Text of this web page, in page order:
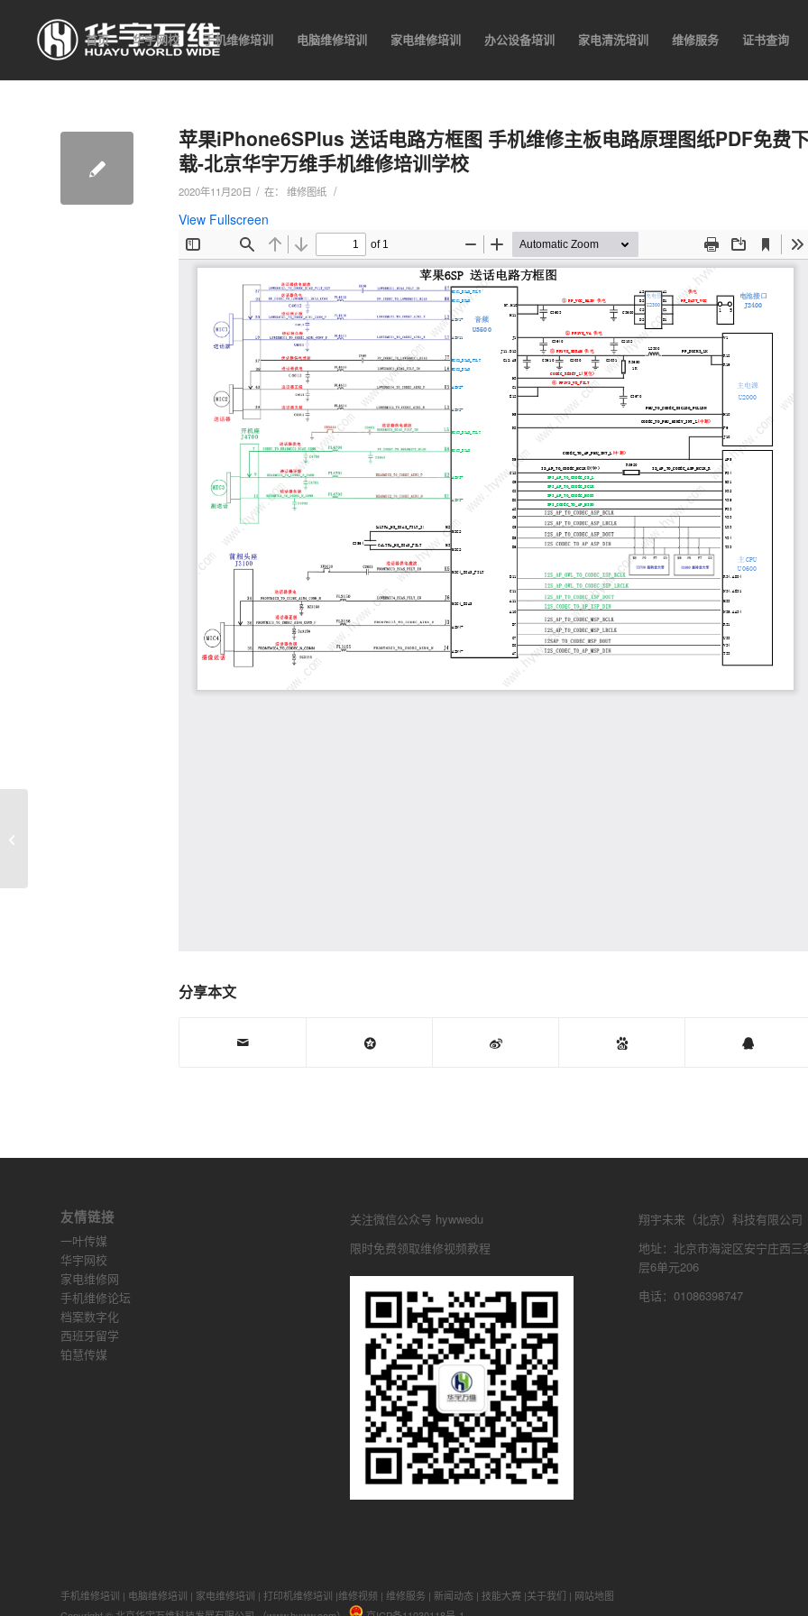
首页 华宇网校 手机维修培训 电脑维修培训 家电维修培训 办公设备培训 家电清洗培训 维修服务 证书查询
苹果iPhone6SPlus 送话电路方框图 手机维修主板电路原理图纸PDF免费
载-北京华宇万维手机维修培训学校
2020年11月20日 / 在： 维修图纸 /
View Fullscreen
分享本文
友情链接
一叶传媒
华宇网校
家电维修网
手机维修论坛
档案数字化
西班牙留学
铂慧传媒
关注微信公众号 hywwedu
限时免费领取维修视频教程
翔宇未来（北京）科技有限公司
地址：北京市海淀区安宁庄西三
层6单元206
电话：01086398747
手机维修培训 | 电脑维修培训 | 家电维修培训 | 打印机维修培训 |维修视频 | 维修服务 | 新闻动态 | 技能大赛 |关于我们 | 网站地图